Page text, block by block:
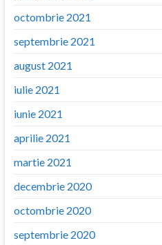
octombrie 2021
septembrie 2021
august 2021
iulie 2021
iunie 2021
aprilie 2021
martie 2021
decembrie 2020
octombrie 2020
septembrie 2020